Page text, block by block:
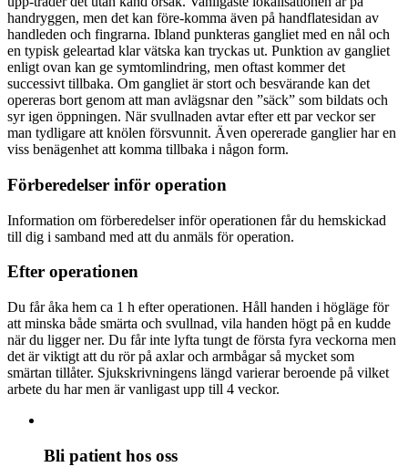
handryggen, men det kan före-komma även på handflatesidan av
handleden och fingrarna. Ibland punkteras gangliet med en nål och
en typisk geleartad klar vätska kan tryckas ut. Punktion av gangliet
enligt ovan kan ge symtomlindring, men oftast kommer det
successivt tillbaka. Om gangliet är stort och besvärande kan det
opereras bort genom att man avlägsnar den ”säck” som bildats och
syr igen öppningen. När svullnaden avtar efter ett par veckor ser
man tydligare att knölen försvunnit. Även opererade ganglier har en
viss benägenhet att komma tillbaka i någon form.
Förberedelser inför operation
Information om förberedelser inför operationen får du hemskickad
till dig i samband med att du anmäls för operation.
Efter operationen
Du får åka hem ca 1 h efter operationen. Håll handen i högläge för
att minska både smärta och svullnad, vila handen högt på en kudde
när du ligger ner. Du får inte lyfta tungt de första fyra veckorna men
det är viktigt att du rör på axlar och armbågar så mycket som
smärtan tillåter. Sjukskrivningens längd varierar beroende på vilket
arbete du har men är vanligast upp till 4 veckor.
Bli patient hos oss